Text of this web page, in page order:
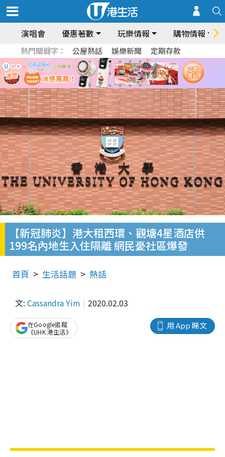
演唱會 優惠著數 玩樂情報 購物情報
熱門關鍵字： 公屋熱話 娛樂新聞 定期存款
【新冠肺炎】港大租西環、觀塘4星酒店供
199名內地生入住隔離 網民憂社區爆發
首頁 生活話題 熱話
文: Cassandra Yim 2020.02.03
用 App 睇文
在Google追蹤
《UHK 港生活》